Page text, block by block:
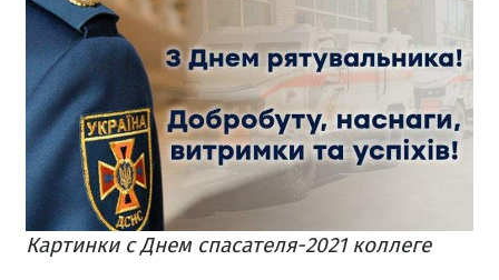
Картинки с Днем спасателя-2021 коллеге